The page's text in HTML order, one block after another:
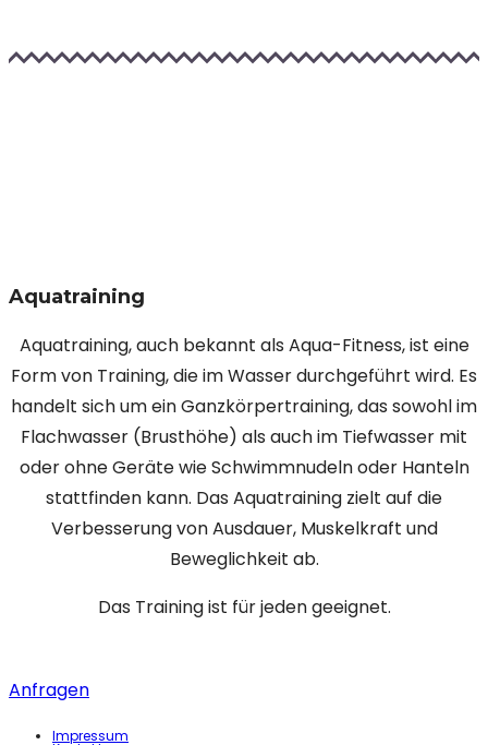
Aquatraining
Aquatraining, auch bekannt als Aqua-Fitness, ist eine
Form von Training, die im Wasser durchgeführt wird. Es
handelt sich um ein Ganzkörpertraining, das sowohl im
Flachwasser (Brusthöhe) als auch im Tiefwasser mit
oder ohne Geräte wie Schwimmnudeln oder Hanteln
stattfinden kann. Das Aquatraining zielt auf die
Verbesserung von Ausdauer, Muskelkraft und
Beweglichkeit ab.
Das Training ist für jeden geeignet.
Anfragen
Impressum